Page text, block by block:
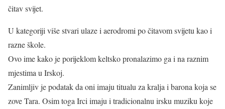
čitav svijet.
U kategoriji više stvari ulaze i aerodromi po čitavom svijetu kao i
razne škole.
Ovo ime kako je porijeklom keltsko pronalazimo ga i na raznim
mjestima u Irskoj.
Zanimljiv je podatak da oni imaju titualu za kralja i barona koja se
zove Tara. Osim toga Irci imaju i tradicionalnu irsku muziku koje